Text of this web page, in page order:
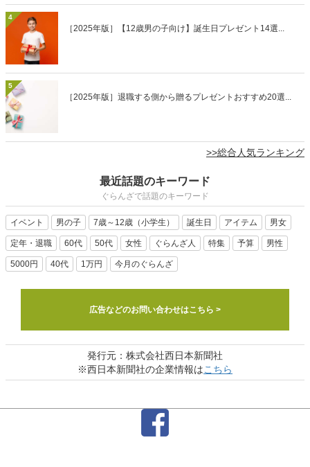
4
［2025年版］【12歳男の子向け】誕生日プレゼント14選...
5
［2025年版］退職する側から贈るプレゼントおすすめ20選...
>>総合人気ランキング
最近話題のキーワード
ぐらんざで話題のキーワード
イベント 男の子 7歳～12歳（小学生） 誕生日 アイテム 男女
定年・退職 60代 50代 女性 ぐらんざ人 特集 予算 男性
5000円 40代 1万円 今月のぐらんざ
広告などのお問い合わせはこちら >
発行元：株式会社西日本新聞社
※西日本新聞社の企業情報はこちら